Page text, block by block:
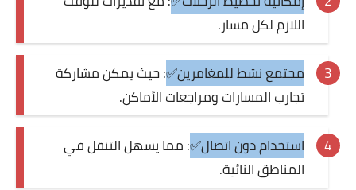
اللازم لكل مسار.
مجتمع نشط للمغامرين✅: حيث يمكن مشاركة
تجارب المسارات ومراجعات الأماكن.
استخدام دون اتصال✅: مما يسهل التنقل في
المناطق النائية.